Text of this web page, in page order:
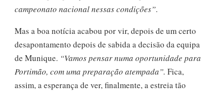
campeonato nacional nessas condições”.
Mas a boa notícia acabou por vir, depois de um certo
desapontamento depois de sabida a decisão da equipa
de Munique. “Vamos pensar numa oportunidade para
Portimão, com uma preparação atempada”. Fica,
assim, a esperança de ver, finalmente, a estreia tão